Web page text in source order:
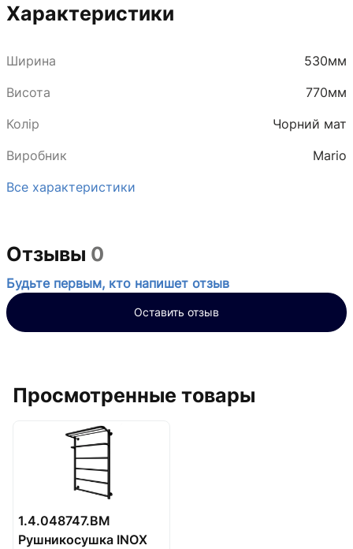
Характеристики
Ширина
530мм
Висота
770мм
Колір
Чорний мат
Виробник
Mario
Все характеристики
Отзывы 0
Будьте первым, кто напишет отзыв
Оставить отзыв
Просмотренные товары
1.4.048747.BM
Рушникосушка INOX